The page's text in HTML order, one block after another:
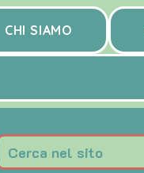
CHI SIAMO